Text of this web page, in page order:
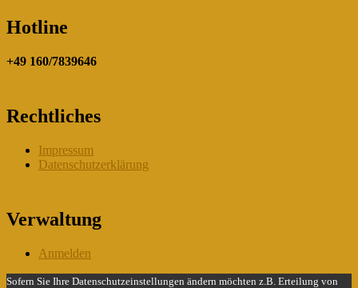
Hotline
+49 160/7839646
Rechtliches
Impressum
Datenschutzerklärung
Verwaltung
Anmelden
Sofern Sie Ihre Datenschutzeinstellungen ändern möchten z.B. Erteilung von